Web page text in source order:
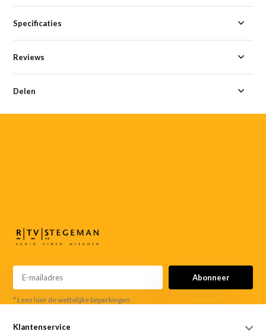
Specificaties
Reviews
Delen
Abonneer
* Lees hier de wettelijke beperkingen
Klantenservice